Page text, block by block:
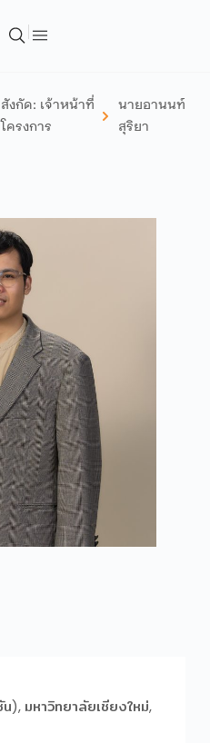
สังกัด: เจ้าหน้าที่
โครงการ
นายอานนท์
สุริยา